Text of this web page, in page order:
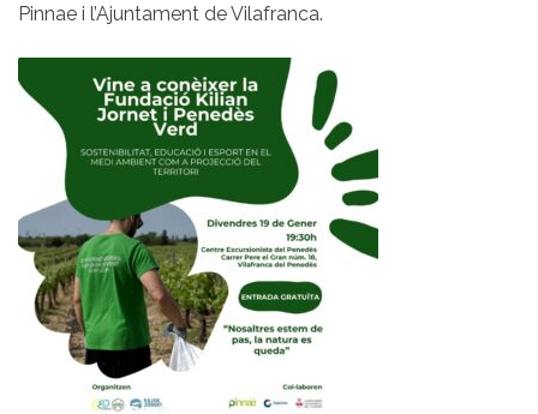
Pinnae i l’Ajuntament de Vilafranca.